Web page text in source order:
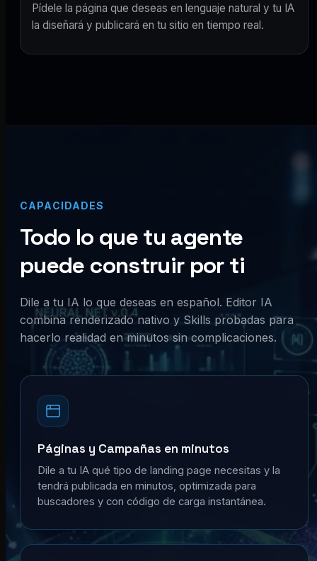
Pídele la página que deseas en lenguaje natural y tu IA
la diseñará y publicará en tu sitio en tiempo real.
CAPACIDADES
Todo lo que tu agente
puede construir por ti
Dile a tu IA lo que deseas en español. Editor IA
combina renderizado nativo y Skills probadas para
hacerlo realidad en minutos sin complicaciones.
Páginas y Campañas en minutos
Dile a tu IA qué tipo de landing page necesitas y la
tendrá publicada en minutos, optimizada para
buscadores y con código de carga instantánea.